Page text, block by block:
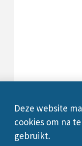
Deze website
cookies om na
gebruikt.